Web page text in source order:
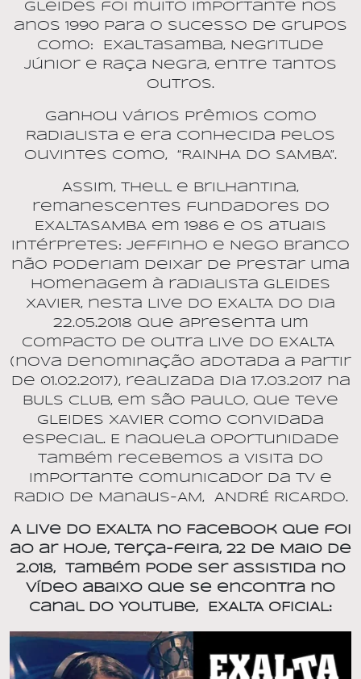
Gleides foi muito importante nos
anos 1990 para o sucesso de Grupos
como:
Exaltasamba, Negritude
Júnior e Raça Negra, entre tantos
outros.
Ganhou vários prêmios como
Radialista e era conhecida pelos
ouvintes como,
“RAINHA DO SAMBA”.
Assim, Thell e Brilhantina,
remanescentes fundadores do
EXALTASAMBA em 1986 e os atuais
intérpretes: Jeffinho e Nego Branco
não poderiam deixar de prestar uma
homenagem à radialista GLEIDES
XAVIER, nesta Live do EXALTA do dia
22.05.2018 que apresenta um
compacto de outra Live do EXALTA
(nova denominação adotada a partir
de 01.02.2017), realizada dia 17.03.2017 na
BULS CLUB, em São Paulo, que teve
GLEIDES XAVIER como convidada
especial. E naquela oportunidade
também recebemos a visita do
importante comunicador da TV e
Radio de Manaus-AM,
ANDRÉ RICARDO.
A Live do EXALTA no Facebook que foi
ao ar hoje, terça-feira, 22 de Maio de
2.018,
também pode ser assistida no
vídeo abaixo que se encontra no
Canal do Youtube,
EXALTA OFICIAL: